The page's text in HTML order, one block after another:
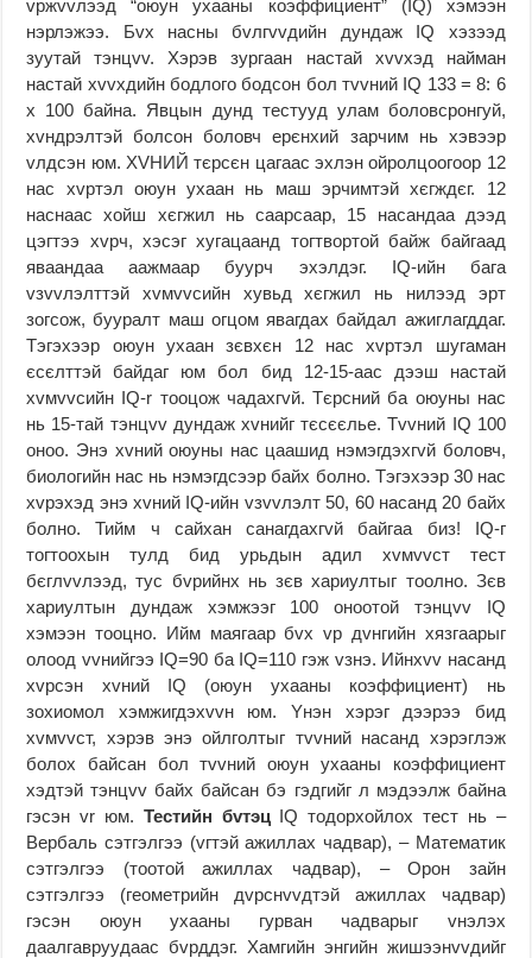
vржvvлээд “оюун ухааны коэффициент” (IQ) хэмээн
нэрлэжээ. Бvх насны бvлгvvдийн дундаж IQ хэзээд
зуутай тэнцvv. Хэрэв зургаан настай хvvхэд найман
настай хvvхдийн бодлого бодсон бол тvvний IQ 133 = 8: 6
х 100 байна. Явцын дунд тестууд улам боловсронгуй,
хvндрэлтэй болсон боловч ерєнхий зарчим нь хэвээр
vлдсэн юм. ХVНИЙ тєрсєн цагаас эхлэн ойролцоогоор 12
нас хvртэл оюун ухаан нь маш эрчимтэй хєгждєг. 12
наснаас хойш хєгжил нь саарсаар, 15 насандаа дээд
цэгтээ хvрч, хэсэг хугацаанд тогтвортой байж байгаад
яваандаа аажмаар буурч эхэлдэг. IQ-ийн бага
vзvvлэлттэй хvмvvсийн хувьд хєгжил нь нилээд эрт
зогсож, бууралт маш огцом явагдах байдал ажиглагддаг.
Тэгэхээр оюун ухаан зєвхєн 12 нас хvртэл шугаман
єсєлттэй байдаг юм бол бид 12-15-аас дээш настай
хvмvvсийн IQ-r тооцож чадахгvй. Тєрсний ба оюуны нас
нь 15-тай тэнцvv дундаж хvнийг тєсєєлье. Тvvний IQ 100
оноо. Энэ хvний оюуны нас цаашид нэмэгдэхгvй боловч,
биологийн нас нь нэмэгдсээр байх болно. Тэгэхээр 30 нас
хvрэхэд энэ хvний IQ-ийн vзvvлэлт 50, 60 насанд 20 байх
болно. Тийм ч сайхан санагдахгvй байгаа биз! IQ-г
тогтоохын тулд бид урьдын адил хvмvvст тест
бєглvvлээд, тус бvрийнх нь зєв хариултыг тоолно. Зєв
хариултын дундаж хэмжээг 100 оноотой тэнцvv IQ
хэмээн тооцно. Ийм маягаар бvx vp дvнгийн хязгаарыг
олоод vvнийгээ IQ=90 ба IQ=110 гэж vзнэ. Ийнхvv насанд
хvрсэн хvний IQ (оюун ухааны коэффициент) нь
зохиомол хэмжигдэхvvн юм. Yнэн хэрэг дээрээ бид
хvмvvст, хэрэв энэ ойлголтыг тvvний насанд хэрэглэж
болох байсан бол тvvний оюун ухааны коэффициент
хэдтэй тэнцvv байх байсан бэ гэдгийг л мэдээлж байна
гэсэн vr юм. Тестийн бvтэцIQ тодорхойлох тест нь –
Вербаль сэтгэлгээ (vгтэй ажиллах чадвар), – Математик
сэтгэлгээ (тоотой ажиллах чадвар), – Орон зайн
сэтгэлгээ (геометрийн дvрснvvдтэй ажиллах чадвар)
гэсэн оюун ухааны гурван чадварыг vнэлэх
даалгавруудаас бvрддэг. Хамгийн энгийн жишээнvvдийг